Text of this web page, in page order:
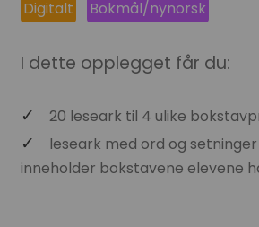
Digitalt Bokmål/nynorsk
I dette opplegget får du:
20 leseark til 4 ulike
leseark med ord og
inneholder bokstavene elevene